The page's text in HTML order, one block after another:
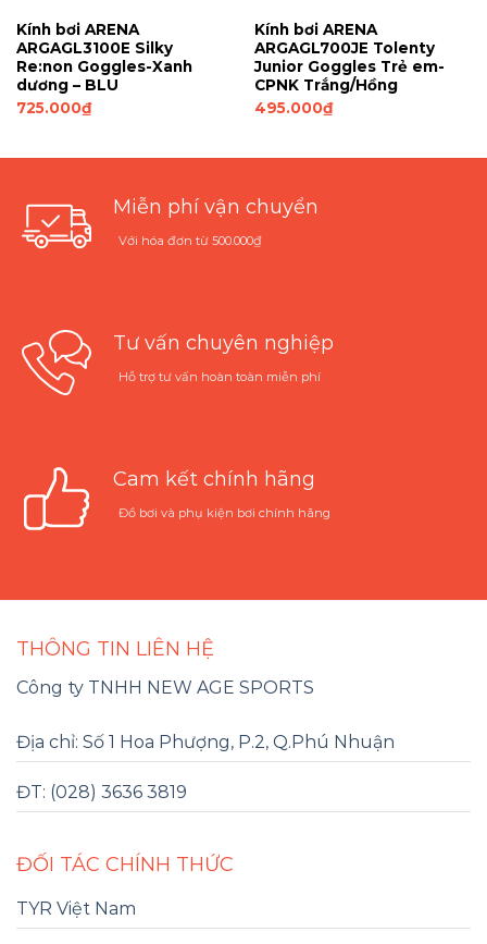
Kính bơi ARENA
ARGAGL3100E Silky
Re:non Goggles-Xanh
dương – BLU
725.000₫
Kính bơi ARENA
ARGAGL700JE Tolenty
Junior Goggles Trẻ em-
CPNK Trắng/Hồng
495.000₫
Miễn phí vận chuyển
Với hóa đơn từ 500.000₫
Tư vấn chuyên nghiệp
Hỗ trợ tư vấn hoàn toàn miễn phí
Cam kết chính hãng
Đồ bơi và phụ kiện bơi chính hãng
THÔNG TIN LIÊN HỆ
Công ty TNHH NEW AGE SPORTS
Địa chỉ: Số 1 Hoa Phượng, P.2, Q.Phú Nhuận
ĐT: (028) 3636 3819
ĐỐI TÁC CHÍNH THỨC
TYR Việt Nam